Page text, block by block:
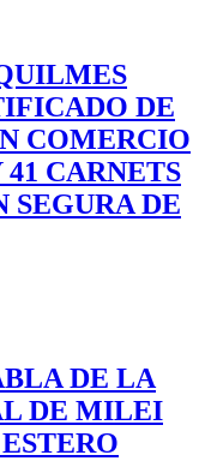
DE
COMERCIO
CARNETS
DE
DE LA
DE MILEI